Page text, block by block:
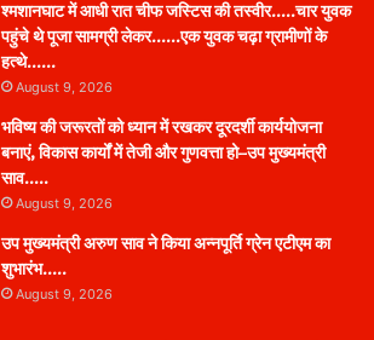
श्मशानघाट में आधी रात चीफ जस्टिस की तस्वीर…..चार युवक
पहुंचे थे पूजा सामग्री लेकर……एक युवक चढ़ा ग्रामीणों के
हत्थे……
August 9, 2026
भविष्य की जरूरतों को ध्यान में रखकर दूरदर्शी कार्ययोजना
बनाएं, विकास कार्यों में तेजी और गुणवत्ता हो–उप मुख्यमंत्री
साव…..
August 9, 2026
उप मुख्यमंत्री अरुण साव ने किया अन्नपूर्ति ग्रेन एटीएम का
शुभारंभ…..
August 9, 2026